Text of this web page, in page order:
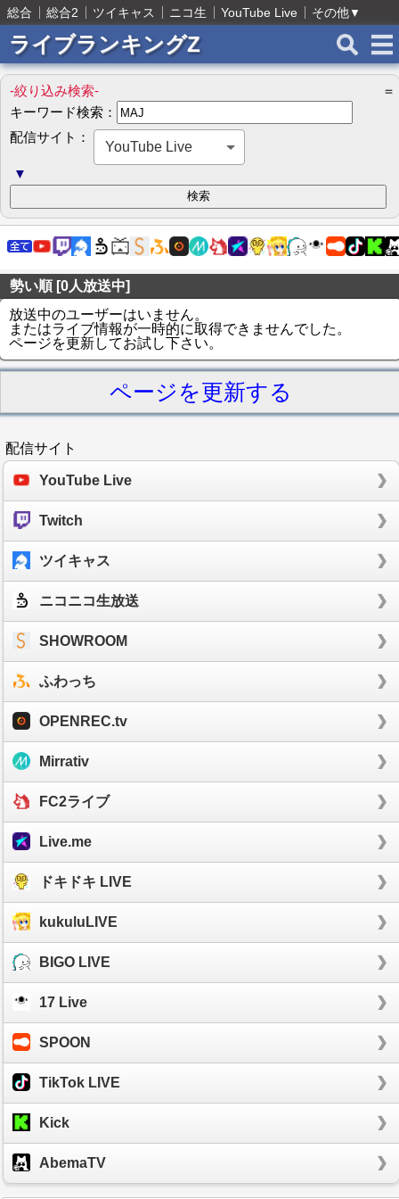
総合 総合2 ツイキャス ニコ生 YouTube Live その他▼
ライブランキングZ
-絞り込み検索-
＝
キーワード検索：
配信サイト：
YouTube Live
▼
勢い順 [0人放送中]
放送中のユーザーはいません。
またはライブ情報が一時的に取得できませんでした。
ページを更新してお試し下さい。
ページを更新する
配信サイト
YouTube Live
Twitch
ツイキャス
ニコニコ生放送
SHOWROOM
ふわっち
OPENREC.tv
Mirrativ
FC2ライブ
Live.me
ドキドキ LIVE
kukuluLIVE
BIGO LIVE
17 Live
SPOON
TikTok LIVE
Kick
AbemaTV